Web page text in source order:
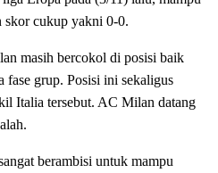
skor cukup yakni 0-0.
masih bercokol di posisi baik
fase grup. Posisi ini sekaligus
Italia tersebut. AC Milan datang
berambisi untuk mampu